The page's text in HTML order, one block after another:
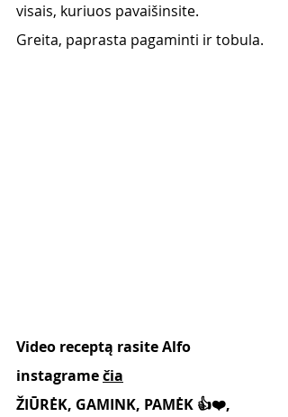
visais, kuriuos pavaišinsite.
Greita, paprasta pagaminti ir tobula.
Video receptą rasite Alfo
instagrame čia
ŽIŪRĖK, GAMINK, PAMĖK 👍❤️,